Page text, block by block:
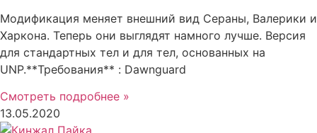
Модификация меняет внешний вид Сераны, Валерики и
Харкона. Теперь они выглядят намного лучше. Версия
для стандартных тел и для тел, основанных на
UNP.**Требования** : Dawnguard
Смотреть подробнее »
13.05.2020